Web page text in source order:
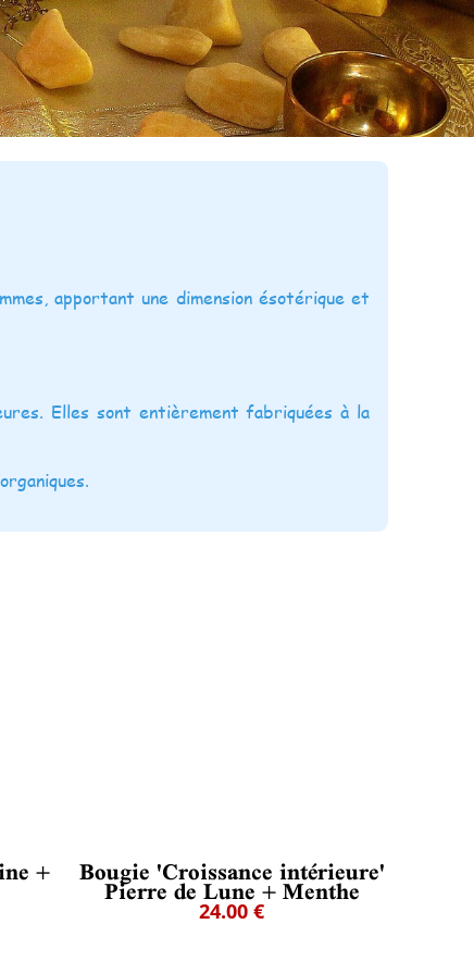
apportant une dimension ésotérique et
Elles sont entièrement fabriquées à la
+ Bougie 'Croissance intérieure'
Pierre de Lune + Menthe
24.00 €